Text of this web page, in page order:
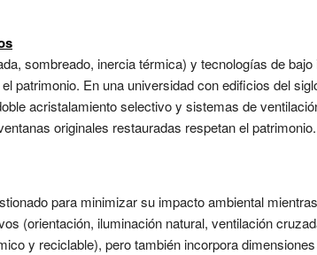
sombreado, inercia térmica) y tecnologías de
patrimonio. En una universidad con edificios del
acristalamiento selectivo y sistemas de
originales restauradas respetan el
para minimizar su impacto ambiental
(orientación, iluminación natural, ventilación
y reciclable), pero también incorpora